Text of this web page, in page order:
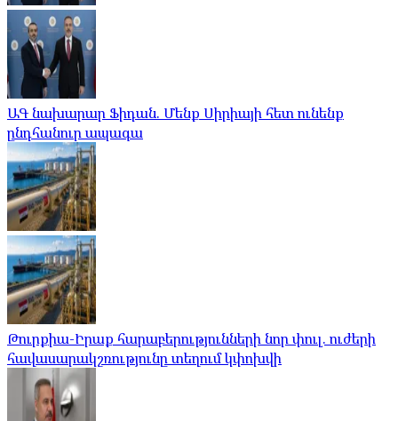
ԱԳ նախարար Ֆիդան. Մենք Սիրիայի հետ ունենք
ընդհանուր ապագա
Թուրքիա-Իրաք հարաբերությունների նոր փուլ. ուժերի
հավասարակշռությունը տեղում կփոխվի